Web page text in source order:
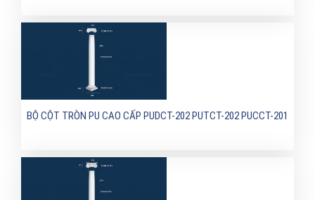
BỘ CỘT TRÒN PU CAO CẤP PUDCT-202 PUTCT-202 PUCCT-201